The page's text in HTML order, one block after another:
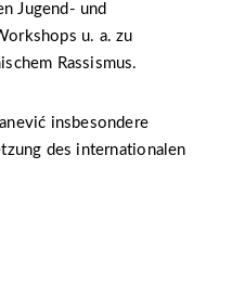
Jugend- und
u. a. zu
Rassismus.
insbesondere
des internationalen